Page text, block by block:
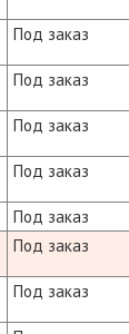
Под заказ
Под заказ
Под заказ
Под заказ
Под заказ
Под заказ
Под заказ